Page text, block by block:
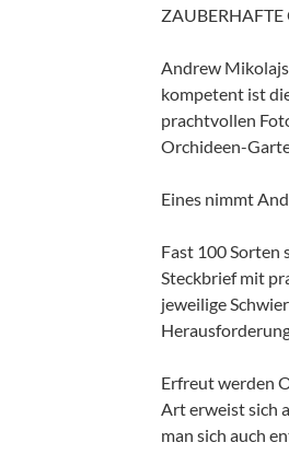
Andrew
kompetent ist
prachtvollen
Orchideen-
Eines nimmt
Fast 100 Sorten
Steckbrief mit
jeweilige
Erfreut werden
Art erweist sich
man sich auch